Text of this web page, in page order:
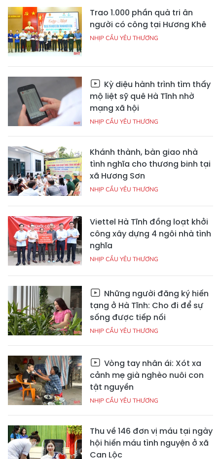
Trao 1.000 phần quà tri ân
người có công tại Hương Khê
NHỊP CẦU YÊU THƯƠNG
Kỳ diệu hành trình tìm thấy
mộ liệt sỹ quê Hà Tĩnh nhờ
mạng xã hội
NHỊP CẦU YÊU THƯƠNG
Khánh thành, bàn giao nhà
tình nghĩa cho thương binh tại
xã Hương Sơn
NHỊP CẦU YÊU THƯƠNG
Viettel Hà Tĩnh đồng loạt khởi
công xây dựng 4 ngôi nhà tình
nghĩa
NHỊP CẦU YÊU THƯƠNG
Những người đăng ký hiến
tạng ở Hà Tĩnh: Cho đi để sự
sống được tiếp nối
NHỊP CẦU YÊU THƯƠNG
Vòng tay nhân ái: Xót xa
cảnh mẹ già nghèo nuôi con
tật nguyền
NHỊP CẦU YÊU THƯƠNG
Thu về 146 đơn vị máu tại ngày
hội hiến máu tình nguyện ở xã
Can Lộc